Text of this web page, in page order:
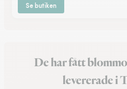
Se butiken
De har fått
levererade i